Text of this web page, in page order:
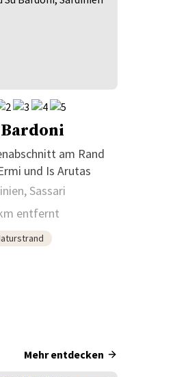
am Rand
und Is Arutas
Sassari
entfernt
Mehr entdecken